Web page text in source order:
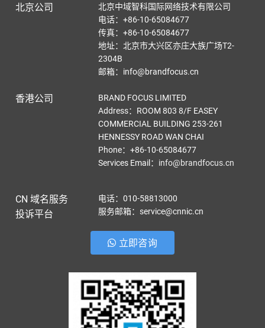
北京公司
北京中域智科国际网络技术有限公司
电话：+86-10-65084677
传真：+86-10-65084677
地址：北京市大兴区亦庄大族广场T2-
2304B
邮箱：info@brandfocus.cn
香港公司
BRAND FOCUS LIMITED
Address：ROOM 803 8/F EASEY
COMMERCIAL BUILDING 253-261
HENNESSY ROAD WAN CHAI
Phone：+86-10-65084677
Services Email ： info@brandfocus.cn
CN 域名服务
投诉平台
电话：010-58813000
服务邮箱：service@cnnic.cn
立即咨询